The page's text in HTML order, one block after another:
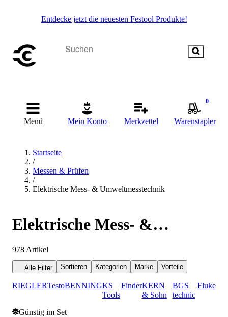
Entdecke jetzt die neuesten Festool Produkte!
Menü Mein Konto Merkzettel
0
Warenstapler
Startseite
/
Messen & Prüfen
/
Elektrische Mess- & Umweltmesstechnik
Elektrische Mess- &
Umweltmesstechnik
978 Artikel
Alle Filter Sortieren Kategorien Marke Vorteile
RIEGLERTestoBENNINGKS
Tools
FinderKERN
& Sohn
BGS
technic
Fluke
Günstig im Set